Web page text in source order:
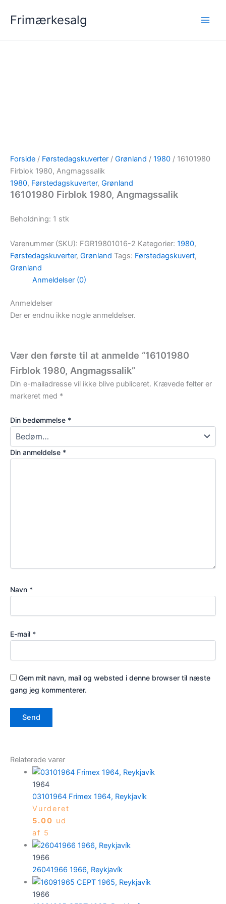
Frimærkesalg
Forside / Førstedagskuverter / Grønland / 1980 / 16101980
Firblok 1980, Angmagssalik
1980, Førstedagskuverter, Grønland
16101980 Firblok 1980, Angmagssalik
Beholdning: 1 stk
Varenummer (SKU): FGR19801016-2 Kategorier: 1980,
Førstedagskuverter, Grønland Tags: Førstedagskuvert,
Grønland
Anmeldelser (0)
Anmeldelser
Der er endnu ikke nogle anmeldelser.
Vær den første til at anmelde “16101980
Firblok 1980, Angmagssalik”
Din e-mailadresse vil ikke blive publiceret. Krævede felter er
markeret med *
Din bedømmelse *
Din anmeldelse *
Navn *
E-mail *
Gem mit navn, mail og websted i denne browser til næste
gang jeg kommenterer.
Relaterede varer
1964
03101964 Frimex 1964, Reykjavík
Vurderet
5.00 ud
af 5
1966
26041966 1966, Reykjavík
1966